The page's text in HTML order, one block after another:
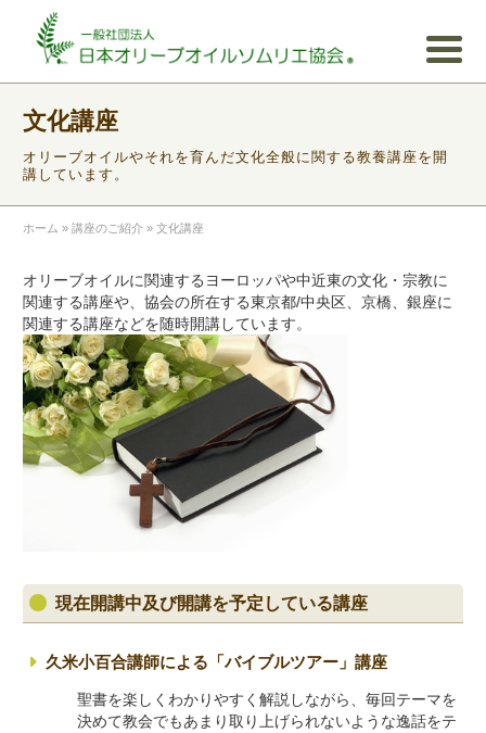
文化講座
オリーブオイルやそれを育んだ文化全般に関する教養講座を開
講しています。
ホーム » 講座のご紹介 » 文化講座
オリーブオイルに関連するヨーロッパや中近東の文化・宗教に
関連する講座や、協会の所在する東京都/中央区、京橋、銀座に
関連する講座などを随時開講しています。
現在開講中及び開講を予定している講座
久米小百合講師による「バイブルツアー」講座
聖書を楽しくわかりやすく解説しながら、毎回テーマを
決めて教会でもあまり取り上げられないような逸話をテ